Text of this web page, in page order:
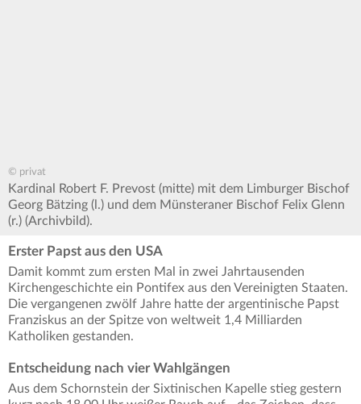
© privat
Kardinal Robert F. Prevost (mitte) mit dem Limburger Bischof
Georg Bätzing (l.) und dem Münsteraner Bischof Felix Glenn
(r.) (Archivbild).
Erster Papst aus den USA
Damit kommt zum ersten Mal in zwei Jahrtausenden
Kirchengeschichte ein Pontifex aus den Vereinigten Staaten.
Die vergangenen zwölf Jahre hatte der argentinische Papst
Franziskus an der Spitze von weltweit 1,4 Milliarden
Katholiken gestanden.
Entscheidung nach vier Wahlgängen
Aus dem Schornstein der Sixtinischen Kapelle stieg gestern